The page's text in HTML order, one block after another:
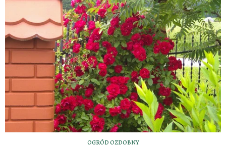
OGRÓD OZDOBNY